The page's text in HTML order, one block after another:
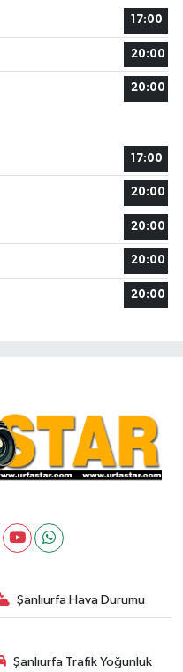
17:00
20:00
20:00
17:00
20:00
20:00
20:00
20:00
Şanlıurfa Hava Durumu
Şanlıurfa Trafik Yoğunluk